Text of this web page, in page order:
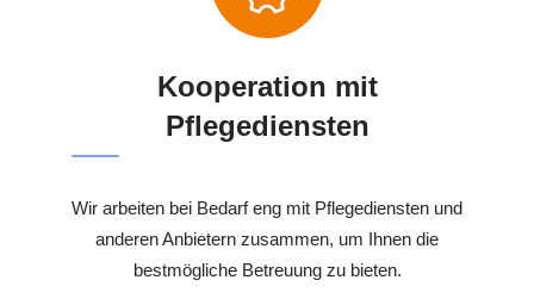
Kooperation mit
Pflegediensten
Wir arbeiten bei Bedarf eng mit Pflegediensten und
anderen Anbietern zusammen, um Ihnen die
bestmögliche Betreuung zu bieten.